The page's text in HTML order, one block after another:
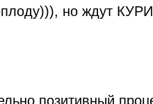
но ждут
позитивный